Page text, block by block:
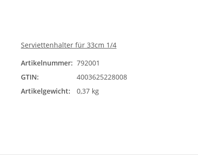
Serviettenhalter für 33cm 1/4
Artikelnummer: 792001
GTIN:
4003625228008
Artikelgewicht:
0,37 kg